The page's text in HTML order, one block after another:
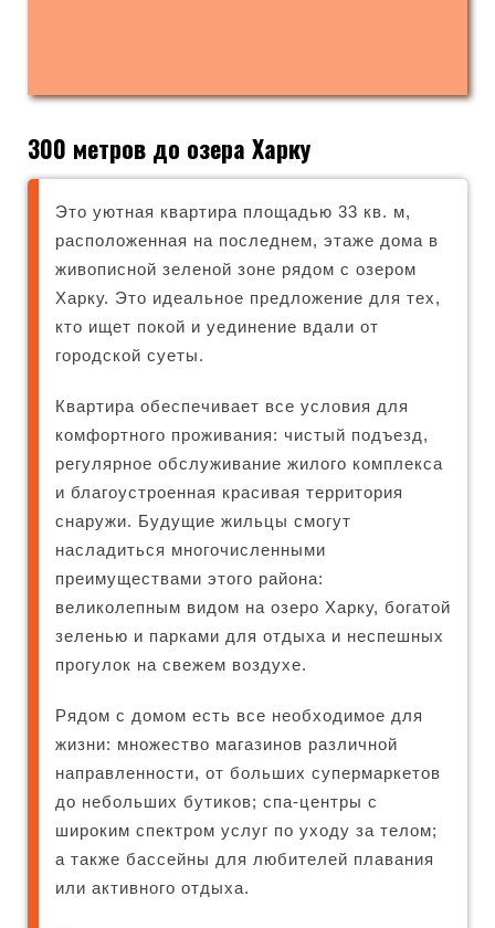
300 метров до озера Харку
Это уютная квартира площадью 33 кв. м,
расположенная на последнем, этаже дома в
живописной зеленой зоне рядом с озером
Харку. Это идеальное предложение для тех,
кто ищет покой и уединение вдали от
городской суеты.
Квартира обеспечивает все условия для
комфортного проживания: чистый подъезд,
регулярное обслуживание жилого комплекса
и благоустроенная красивая территория
снаружи. Будущие жильцы смогут
насладиться многочисленными
преимуществами этого района:
великолепным видом на озеро Харку, богатой
зеленью и парками для отдыха и неспешных
прогулок на свежем воздухе.
Рядом с домом есть все необходимое для
жизни: множество магазинов различной
направленности, от больших супермаркетов
до небольших бутиков; спа-центры с
широким спектром услуг по уходу за телом;
а также бассейны для любителей плавания
или активного отдыха.